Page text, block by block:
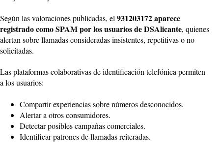
Según las valoraciones publicadas, el 931203172 aparece
registrado como SPAM por los usuarios de DSAlicante, quienes
alertan sobre llamadas consideradas insistentes, repetitivas o no
solicitadas.
Las plataformas colaborativas de identificación telefónica permiten
a los usuarios:
Compartir experiencias sobre números desconocidos.
Alertar a otros consumidores.
Detectar posibles campañas comerciales.
Identificar patrones de llamadas reiteradas.